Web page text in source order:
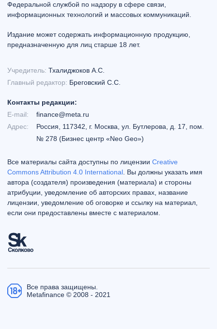
Федеральной службой по надзору в сфере связи,
информационных технологий и массовых коммуникаций.
Издание может содержать информационную продукцию,
предназначенную для лиц старше 18 лет.
Учредитель: Тхалиджоков А.С.
Главный редактор: Бреговский С.С.
Контакты редакции:
E-mail:
finance@meta.ru
Адрес:
Россия, 117342, г. Москва, ул. Бутлерова, д. 17, пом.
№ 278 (Бизнес центр «Neo Geo»)
Все материалы сайта доступны по лицензии Creative
Commons Attribution 4.0 International . Вы должны указать имя
автора (создателя) произведения (материала) и стороны
атрибуции, уведомление об авторских правах, название
лицензии, уведомление об оговорке и ссылку на материал,
если они предоставлены вместе с материалом.
Все права защищены.
Metafinance © 2008 - 2021